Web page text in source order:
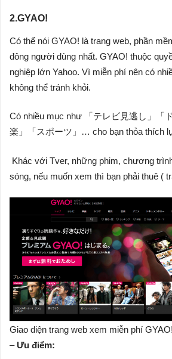
2.GYAO!
Có thể nói GYAO! là trang web, phần
đông người dùng nhất. GYAO! thuộc
nghiệp lớn Yahoo. Vì miễn phí nên có
không thể tránh khỏi.
Có nhiều mục như 「テレビ見逃し」「
楽」「スポーツ」… cho bạn thỏa thích
Khác với Tver, những phim, chương
sóng, nếu muốn xem thì bạn phải thuê (
Giao diện trang web xem miễn phí GYAO!
– Ưu điểm: